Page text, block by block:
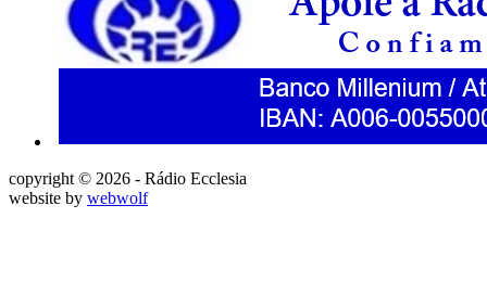
copyright © 2026 - Rádio Ecclesia
website by webwolf